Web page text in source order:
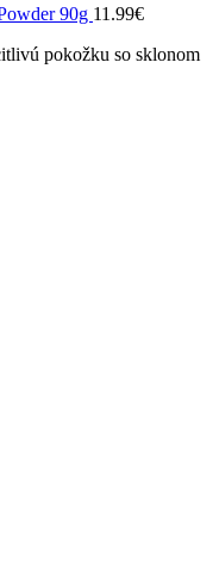
90g 11.99€
pokožku so sklonom